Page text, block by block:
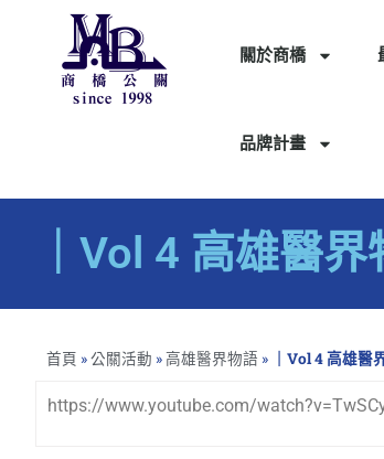
關於商橋
品牌計畫
｜Vol 4 高雄醫
首頁 »公關活動 »高雄醫界物語 » ｜Vol 4 高雄
https://www.youtube.com/